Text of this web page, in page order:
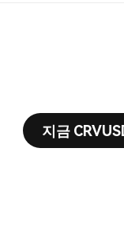
지금